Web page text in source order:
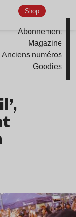
Shop
Abonnement
Magazine
Anciens numéros
Goodies